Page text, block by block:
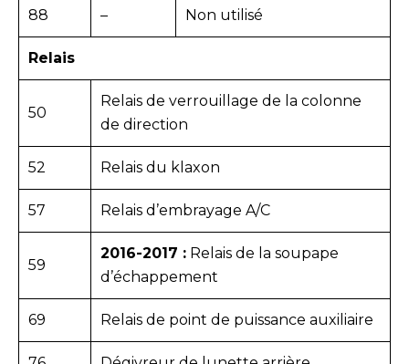
88 – Non utilisé
Relais
50
Relais de verrouillage de la colonne
de direction
52 Relais du klaxon
57 Relais d’embrayage A/C
59
2016-2017 : Relais de la soupape
d’échappement
69 Relais de point de puissance auxiliaire